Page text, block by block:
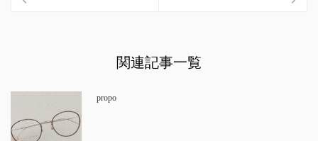
関連記事一覧
propo